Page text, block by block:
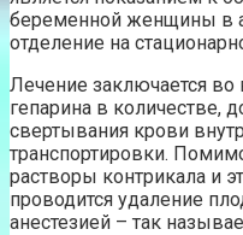
беременной женщины в
отделение на
Лечение заключается
гепарина в количестве,
свертывания крови
транспортировки.
растворы контрикала и
проводится удаление
анестезией – так